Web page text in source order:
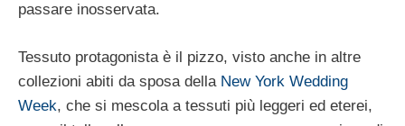
passare inosservata.
Tessuto protagonista è il pizzo, visto anche in altre
collezioni abiti da sposa della New York Wedding
Week, che si mescola a tessuti più leggeri ed eterei,